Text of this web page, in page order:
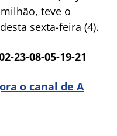
teve o
sexta-feira (4).
23-08-05-19-21
o canal de A